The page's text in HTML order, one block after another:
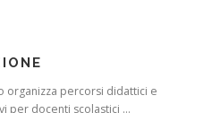
organizza percorsi didattici e
per docenti scolastici ...